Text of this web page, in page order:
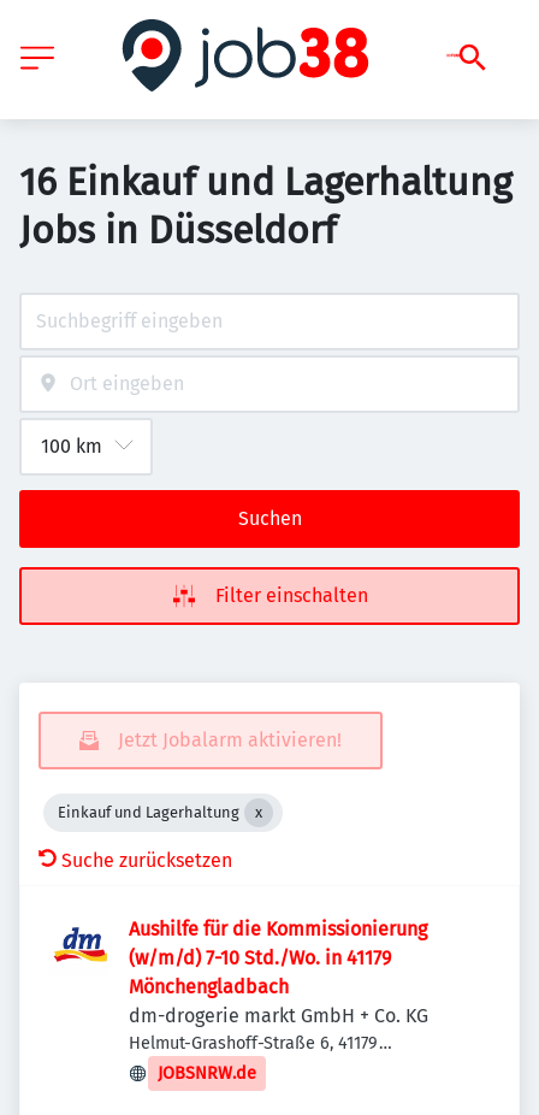
16 Einkauf und Lagerhaltung
Jobs in Düsseldorf
Suchen
Filter einschalten
Jetzt Jobalarm aktivieren!
Einkauf und Lagerhaltung
Suche zurücksetzen
Aushilfe für die Kommissionierung
(w/m/d) 7-10 Std./Wo. in 41179
Mönchengladbach
dm-drogerie markt GmbH + Co. KG
Helmut-Grashoff-Straße 6, 41179
Mönchengladbach, Deutschland
JOBSNRW.de